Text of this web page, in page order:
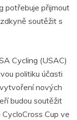
potřebuje přijmout
soutěžit s
Cycling (USAC)
politiku účasti
nových
budou soutěžit
Cup ve